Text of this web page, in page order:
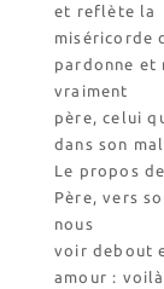
et reflète la
miséricorde
pardonne et
vraiment
père, celui
dans son mal
Le propos
Père, vers
nous
voir debout
amour :